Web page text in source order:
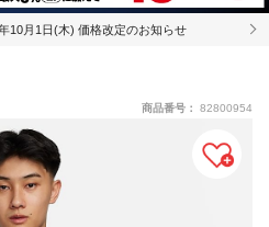
10月1日(木) 価格改定のお知らせ
商品番号： 82800954